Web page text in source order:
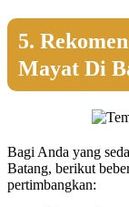
5.
Mayat Di
Bagi Anda yang
Batang, berikut
pertimbangkan: